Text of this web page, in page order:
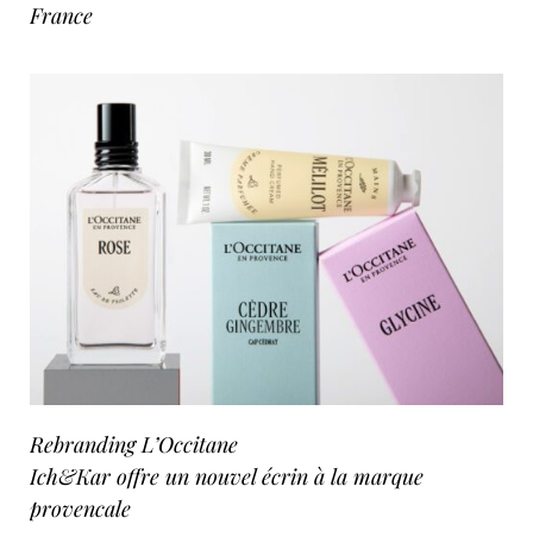
France
Rebranding L’Occitane
Ich&Kar offre un nouvel écrin à la marque
provencale